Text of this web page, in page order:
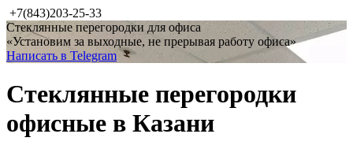
+7(843)203-25-33
Стеклянные перегородки для офиса
«Установим за выходные, не прерывая работу офиса»
Написать в Telegram
Стеклянные перегородки
офисные в Казани